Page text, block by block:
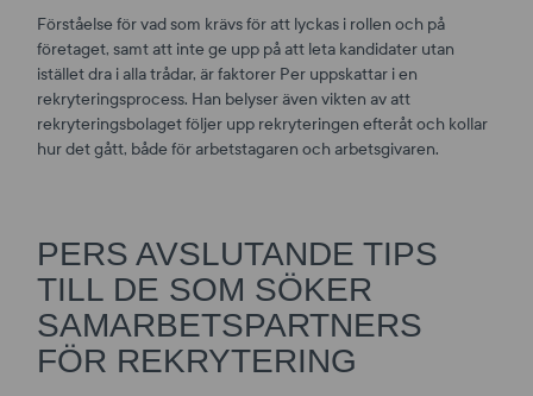
Förståelse för vad som krävs för att lyckas i rollen och på
företaget, samt att inte ge upp på att leta kandidater utan
istället dra i alla trådar, är faktorer Per uppskattar i en
rekryteringsprocess. Han belyser även vikten av att
rekryteringsbolaget följer upp rekryteringen efteråt och kollar
hur det gått, både för arbetstagaren och arbetsgivaren.
PERS AVSLUTANDE TIPS
TILL DE SOM SÖKER
SAMARBETSPARTNERS
FÖR REKRYTERING